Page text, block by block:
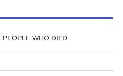
PEOPLE WHO DIED